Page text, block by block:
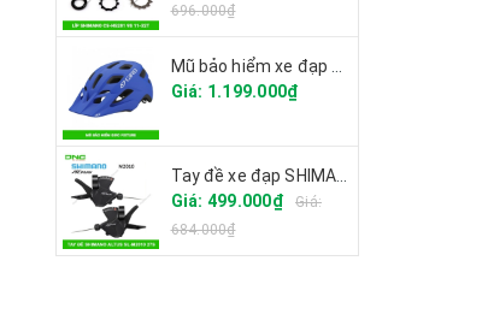
696.000₫
Giá: 1.199.000₫
Giá: 499.000₫
Giá:
684.000₫